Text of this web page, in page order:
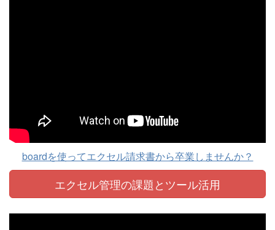
boardを使ってエクセル請求書から卒業しませんか？
エクセル管理の課題とツール活用